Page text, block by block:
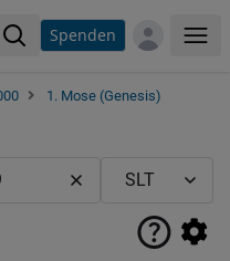
Spenden
1. Mose (Genesis)